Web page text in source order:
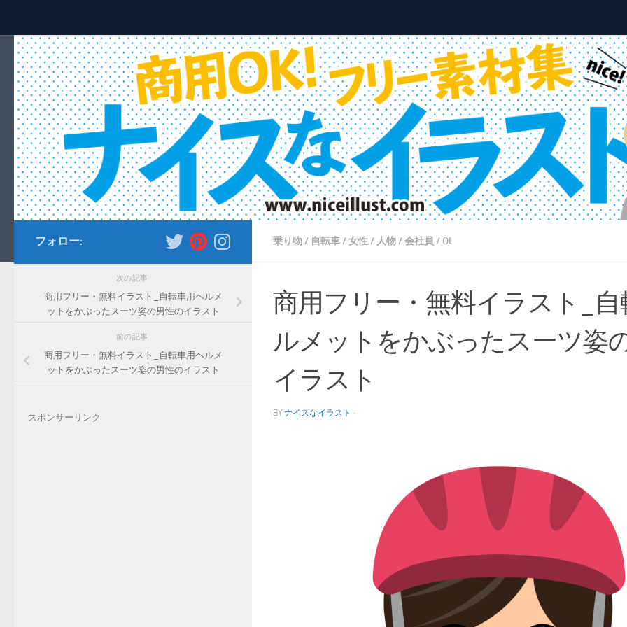
乗り物/ 自転車/女性/ 人物/会社員 /OL
商用フリー・無料イラスト_
ルメットをかぶったスーツ姿
イラスト
BY ナイスなイラスト ·
フォロー:
次の記事
商用フリー・無料イラスト_自転車用ヘルメ
ットをかぶったスーツ姿の男性のイラスト
前の記事
商用フリー・無料イラスト_自転車用ヘルメ
ットをかぶったスーツ姿の男性のイラスト
スポンサーリンク